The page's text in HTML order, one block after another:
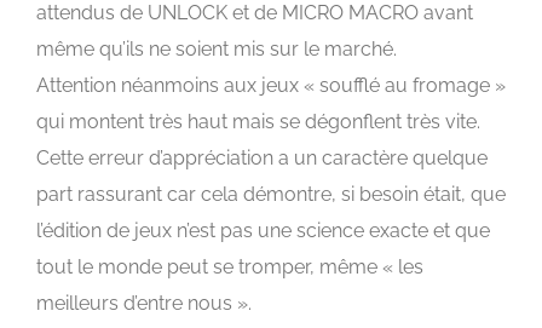
attendus de UNLOCK et de MICRO MACRO avant
même qu’ils ne soient mis sur le marché.
Attention néanmoins aux jeux « soufflé au fromage »
qui montent très haut mais se dégonflent très vite.
Cette erreur d’appréciation a un caractère quelque
part rassurant car cela démontre, si besoin était, que
l’édition de jeux n’est pas une science exacte et que
tout le monde peut se tromper, même « les
meilleurs d’entre nous ».